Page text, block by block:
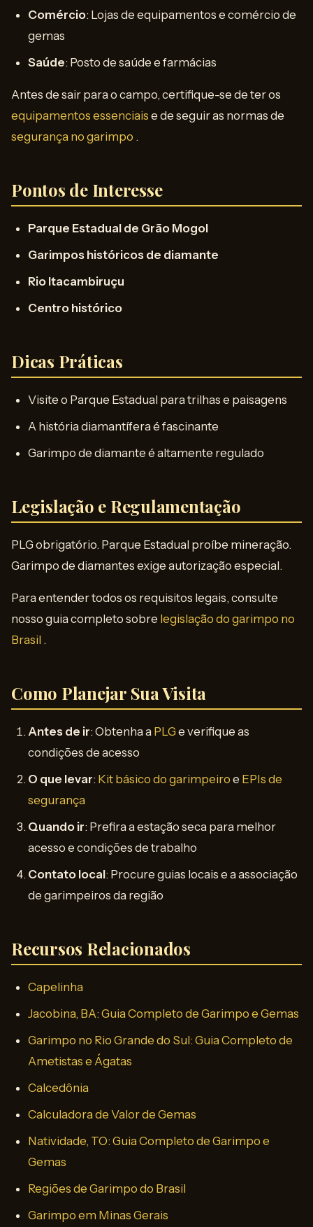
Comércio: Lojas de equipamentos e comércio de
gemas
Saúde: Posto de saúde e farmácias
Antes de sair para o campo, certifique-se de ter os
equipamentos essenciais e de seguir as normas de
segurança no garimpo .
Pontos de Interesse
Parque Estadual de Grão Mogol
Garimpos históricos de diamante
Rio Itacambiruçu
Centro histórico
Dicas Práticas
Visite o Parque Estadual para trilhas e paisagens
A história diamantífera é fascinante
Garimpo de diamante é altamente regulado
Legislação e Regulamentação
PLG obrigatório. Parque Estadual proíbe mineração.
Garimpo de diamantes exige autorização especial.
Para entender todos os requisitos legais, consulte
nosso guia completo sobre legislação do garimpo no
Brasil .
Como Planejar Sua Visita
Antes de ir: Obtenha a PLG e verifique as
condições de acesso
O que levar: Kit básico do garimpeiro e EPIs de
segurança
Quando ir: Prefira a estação seca para melhor
acesso e condições de trabalho
Contato local: Procure guias locais e a associação
de garimpeiros da região
Recursos Relacionados
Capelinha
Jacobina, BA: Guia Completo de Garimpo e Gemas
Garimpo no Rio Grande do Sul: Guia Completo de
Ametistas e Ágatas
Calcedônia
Calculadora de Valor de Gemas
Natividade, TO: Guia Completo de Garimpo e
Gemas
Regiões de Garimpo do Brasil
Garimpo em Minas Gerais